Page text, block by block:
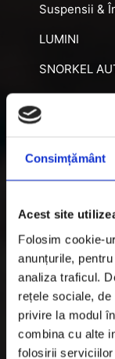
Consimțământ
Acest site
Folosim cookie-
anunțurile,
analiza traficul.
rețele sociale,
privire la modul
combina cu alte
folosirii serviciilor
Suspensii &
LUMINI
SNORKEL
ACCESORII
DISTANTIERE
Informatii
Garantie si
Formular